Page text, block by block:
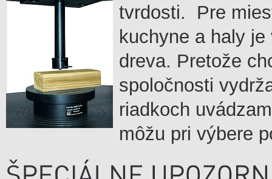
tvrdosti. Pre
kuchyne a haly
dreva. Pretože
spoločnosti
riadkoch
môžu pri výbere